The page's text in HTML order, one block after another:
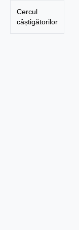
Cercul
câștigătorilor